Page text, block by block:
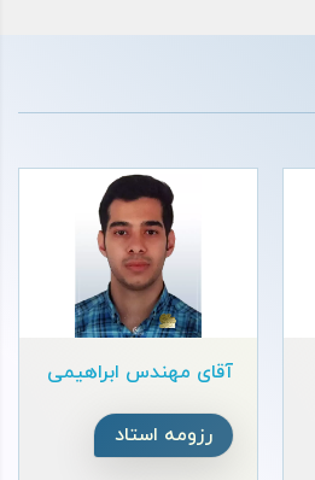
آقای مهندس ابراهیمی
رزومه استاد